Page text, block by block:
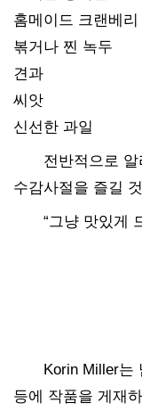
홈메이드 크랜베리
볶거나 찐 녹두
견과
씨앗
신선한 과일
전반적으로
수감사절을 즐길
“그냥 맛있게
Korin Miller는
등에 작품을 게재